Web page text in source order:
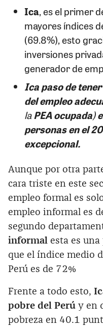
Ica, es el primer
mayores índices
(69.8%), esto
inversiones
generador de
Ica paso de
del empleo
laPEA ocupada)
personas en el
excepcional.
Aunque por otra
cara triste en este
empleo formal es
empleo informal es
segundo
informal esta es
que el índice medio
Perú es de 72%
Frente a todo esto,
pobre del Perú y en
pobreza en 40.1